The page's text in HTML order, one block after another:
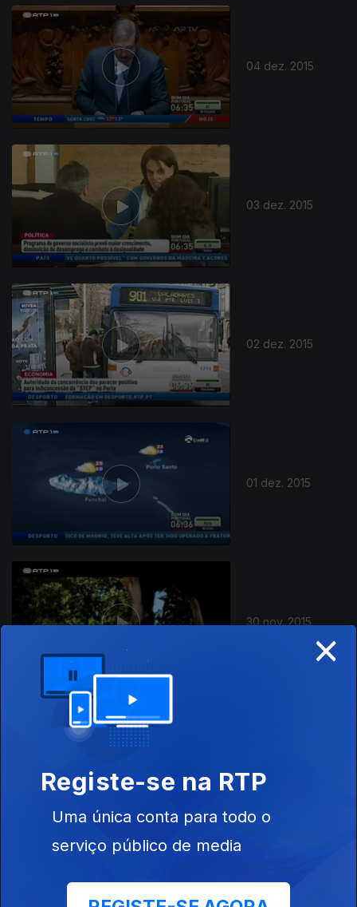
04 dez. 2015
03 dez. 2015
02 dez. 2015
01 dez. 2015
30 nov. 2015
215499
28 nov. 2015
×
Registe-se na RTP
Uma única conta para todo o
serviço público de media